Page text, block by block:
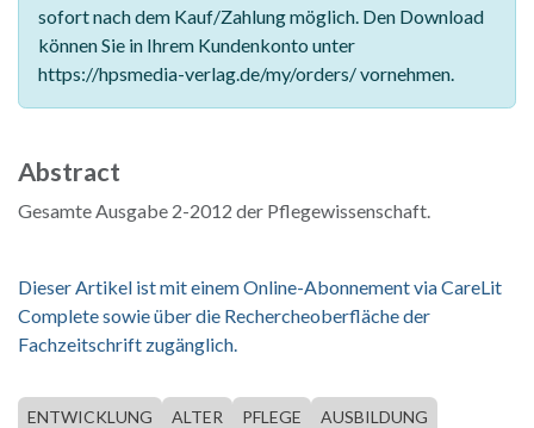
sofort nach dem Kauf/Zahlung möglich. Den Download
können Sie in Ihrem Kundenkonto unter
https://hpsmedia-verlag.de/my/orders/ vornehmen.
Abstract
Gesamte Ausgabe 2-2012 der Pflegewissenschaft.
Dieser Artikel ist mit einem Online-Abonnement via CareLit
Complete sowie über die Rechercheoberfläche der
Fachzeitschrift zugänglich.
ENTWICKLUNG ALTER PFLEGE
AUSBILDUNG